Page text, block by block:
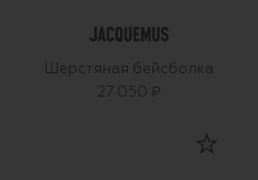
Шерстяная бейсболка
27 050 ₽